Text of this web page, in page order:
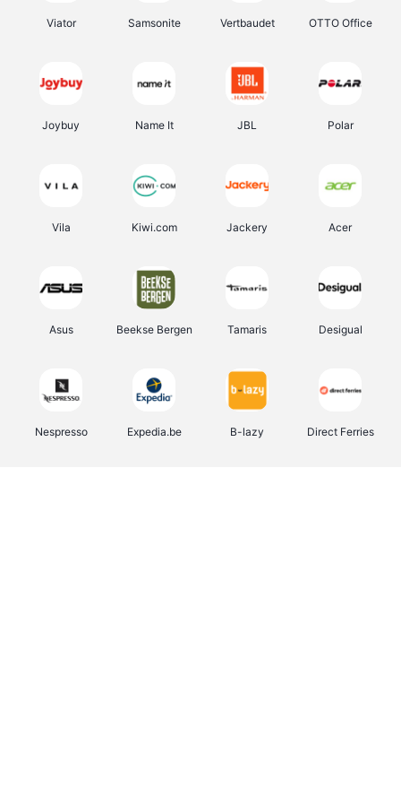
Viator Samsonite Vertbaudet OTTO Office
Joybuy Name It JBL Polar
Vila Kiwi.com Jackery Acer
Asus Beekse Bergen Tamaris Desigual
Nespresso Expedia.be B-lazy Direct Ferries